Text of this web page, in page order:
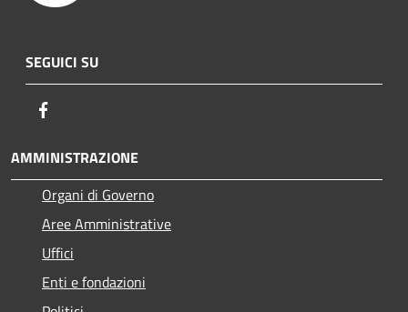
SEGUICI SU
AMMINISTRAZIONE
Organi di Governo
Aree Amministrative
Uffici
Enti e fondazioni